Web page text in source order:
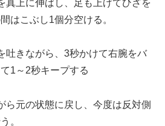
真上に伸ばし、足も上げてひざを
はこぶし1個分空ける。
吐きながら、3秒かけて右腕をバ
1～2秒キープする
ら元の状態に戻し、今度は反対側
。